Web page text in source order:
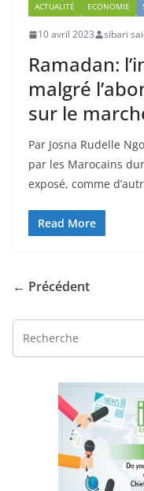
ACTUALITÉ ECONOMIE
10 avril 2023 sibari
Ramadan:
malgré
sur le
Par Josna Rudelle
par les Marocains
exposé, comme
Read More
← Précédent